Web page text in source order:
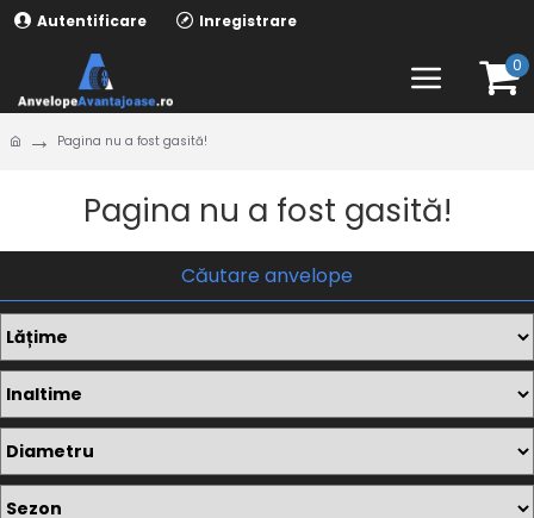
Autentificare Inregistrare
0
Pagina nu a fost gasită!
Pagina nu a fost gasită!
Căutare anvelope